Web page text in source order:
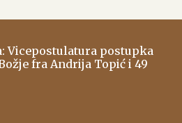
Vicepostulatura postupka
fra Andrija Topić i 49